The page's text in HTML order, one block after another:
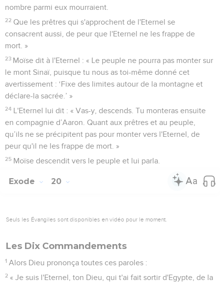
nombre parmi eux mourraient.
22 Que les prêtres qui s'approchent de l'Eternel se
consacrent aussi, de peur que l'Eternel ne les frappe de
mort. »
23 Moïse dit à l'Eternel : « Le peuple ne pourra pas monter sur
le mont Sinaï, puisque tu nous as toi-même donné cet
avertissement : ‘Fixe des limites autour de la montagne et
déclare-la sacrée.’ »
24 L'Eternel lui dit : « Vas-y, descends. Tu monteras ensuite
en compagnie d’Aaron. Quant aux prêtres et au peuple,
qu’ils ne se précipitent pas pour monter vers l'Eternel, de
peur qu'il ne les frappe de mort. »
25 Moïse descendit vers le peuple et lui parla.
Exode 20
Seuls les Évangiles sont disponibles en vidéo pour le moment.
Les Dix Commandements
1 Alors Dieu prononça toutes ces paroles :
2 « Je suis l'Eternel, ton Dieu, qui t'ai fait sortir d'Egypte, de la